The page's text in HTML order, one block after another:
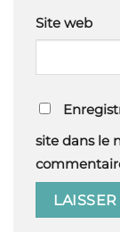
Site web
site dans le